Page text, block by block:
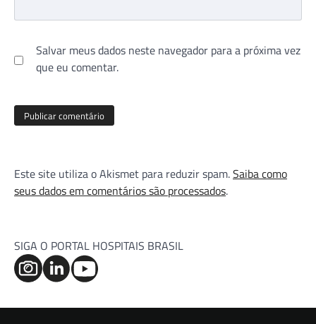
Salvar meus dados neste navegador para a próxima vez
que eu comentar.
Este site utiliza o Akismet para reduzir spam.Saiba como
seus dados em comentários são processados.
SIGA O PORTAL HOSPITAIS BRASIL